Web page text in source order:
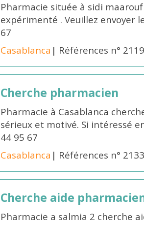
Pharmacie située à sidi
expérimenté . Veuillez envoyer
67
Casablanca | Références n°
Cherche pharmacien
Pharmacie à Casablanca
sérieux et motivé. Si intéressé
44 95 67
Casablanca | Références n°
Cherche aide
Pharmacie a salmia 2 cherche